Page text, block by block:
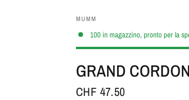
MUMM
100 in magazzino, pronto per la
GRAND
CHF 47.50